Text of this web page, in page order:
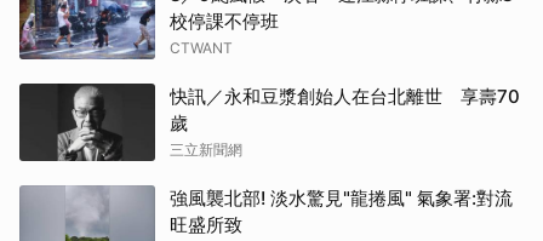
校停課不停班
CTWANT
快訊／永和豆漿創始人在台北離世 享壽70
歲
三立新聞網
強風襲北部! 淡水驚見"龍捲風" 氣象署:對流
旺盛所致